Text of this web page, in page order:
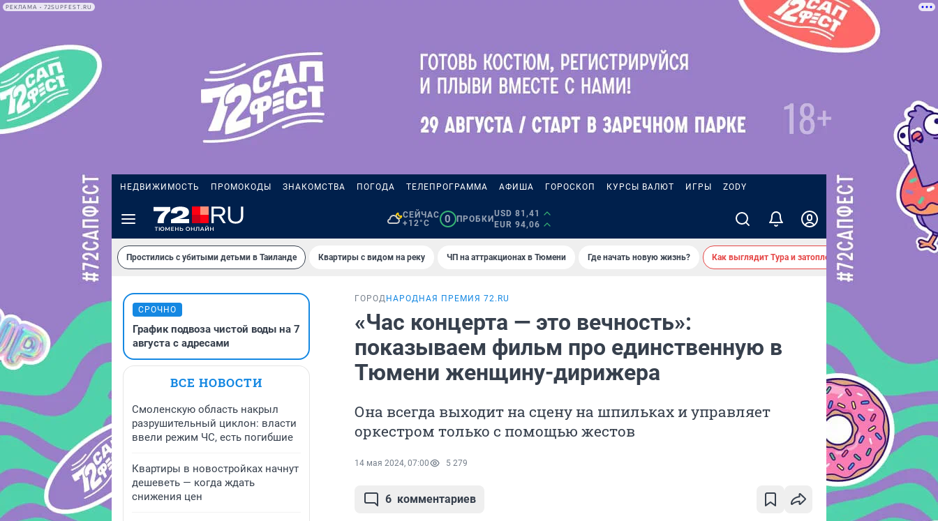
РЕКЛАМА • 72SUPFEST.RU
НЕДВИЖИМОСТЬ ПРОМОКОДЫ ЗНАКОМСТВА ПОГОДА ТЕЛЕПРОГРАММА АФИША ГОРОСКОП КУРСЫ ВАЛЮТ ИГРЫ ZODY
СЕЙЧАС
+12°C
0 ПРОБКИ
USD 81,41
EUR 94,06
Простились с убитыми детьми в Таиланде Квартиры с видом на реку ЧП на аттракционах в Тюмени Где начать новую жизнь? Как выглядит Тура и затопленные берега — вид с реки
СРОЧНО
График подвоза чистой воды на 7
августа с адресами
ВСЕ НОВОСТИ
Смоленскую область накрыл
разрушительный циклон: власти
ввели режим ЧС, есть погибшие
Квартиры в новостройках начнут
дешеветь — когда ждать
снижения цен
ГОРОД НАРОДНАЯ ПРЕМИЯ 72.RU
«Час концерта — это вечность»:
показываем фильм про единственную в
Тюмени женщину-дирижера
Она всегда выходит на сцену на шпильках и управляет
оркестром только с помощью жестов
14 мая 2024, 07:00 5 279
6 комментариев